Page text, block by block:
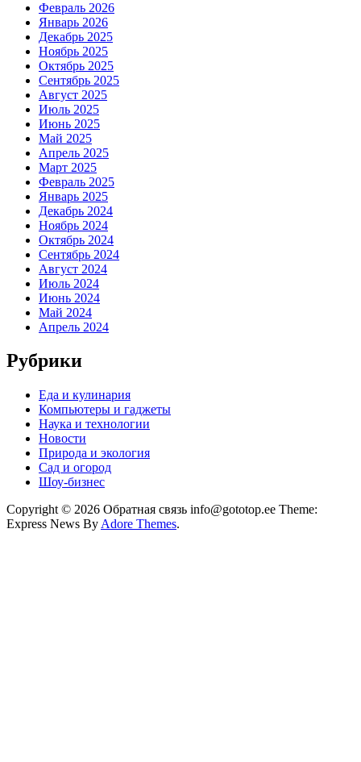
Февраль 2026
Январь 2026
Декабрь 2025
Ноябрь 2025
Октябрь 2025
Сентябрь 2025
Август 2025
Июль 2025
Июнь 2025
Май 2025
Апрель 2025
Март 2025
Февраль 2025
Январь 2025
Декабрь 2024
Ноябрь 2024
Октябрь 2024
Сентябрь 2024
Август 2024
Июль 2024
Июнь 2024
Май 2024
Апрель 2024
Рубрики
Еда и кулинария
Компьютеры и гаджеты
Наука и технологии
Новости
Природа и экология
Сад и огород
Шоу-бизнес
Copyright © 2026 Обратная связь info@gototop.ee Theme:
Express News By Adore Themes.